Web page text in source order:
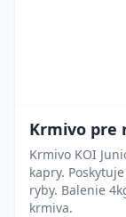
Krmivo pre
Krmivo KOI
kapry.
ryby. Balenie
krmiva.